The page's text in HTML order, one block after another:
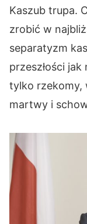
Kaszub trupa.
zrobić w
separatyzm
przeszłości
tylko rzekomy,
martwy i